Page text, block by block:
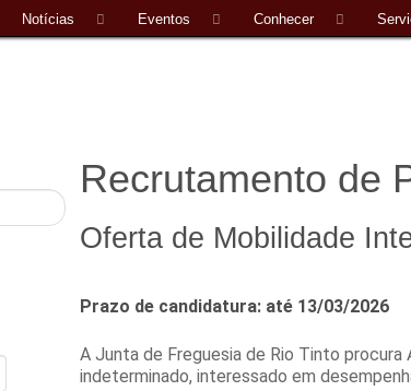
Notícias Eventos Conhecer
Recrutamento de
Oferta de Mobilidade
Prazo de candidatura: até 13/03/2026
A Junta de Freguesia de Rio Tinto
indeterminado, interessado em